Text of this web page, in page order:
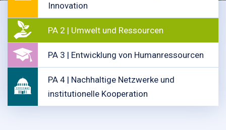
Innovation
PA 2 | Umwelt und Ressourcen
PA 3 | Entwicklung von Humanressourcen
PA 4 | Nachhaltige Netzwerke und
institutionelle Kooperation